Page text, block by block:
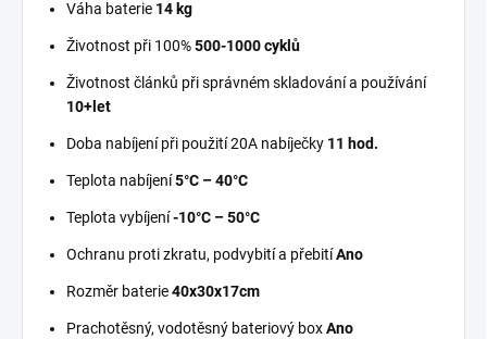
Váha baterie 14 kg
Životnost při 100%500-1000 cyklů
Životnost článků při správném skladování a používání
10+let
Doba nabíjení při použití 20A nabíječky 11 hod.
Teplota nabíjení5°C – 40°C
Teplota vybíjení-10°C – 50°C
Ochranu proti zkratu, podvybití a přebitíAno
Rozměr baterie40x30x17cm
Prachotěsný, vodotěsný bateriový boxAno